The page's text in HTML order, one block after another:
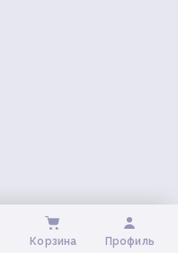
Корзина Профиль